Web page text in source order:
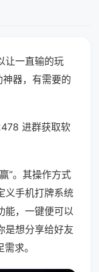
让一直输的玩
神器，有需要的
进群获取软
”。其操作方式
义手机打牌系统
能，一键便可以
是想分享给好友
求。